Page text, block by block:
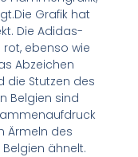
Grafik hat
Die Adidas-
rot, ebenso wie
Abzeichen
die Stutzen des
Belgien sind
Ärmeln des
Belgien ähnelt.